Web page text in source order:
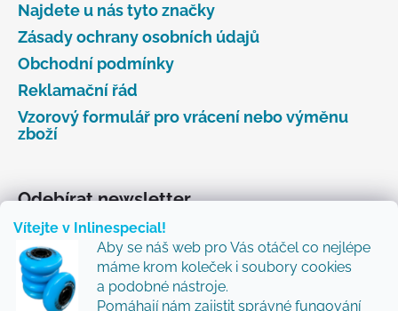
Vítejte v Inlinespecial!
Aby se náš web pro Vás otáčel co nejlépe
máme krom koleček i soubory cookies
a podobné nástroje.
Pomáhají nám zajistit správné fungování
Najdete u nás tyto značky
Zásady ochrany osobních údajů
Obchodní podmínky
Reklamační řád
Vzorový formulář pro vrácení nebo výměnu
zboží
Odebírat newsletter
Vložte svůj e-mail a my vám budeme zasílat informace
o nových produktech na našem e-shopu.
Přidejte se k nám a my Vám budeme zasílat ty nejlepší
novinky a tipy.